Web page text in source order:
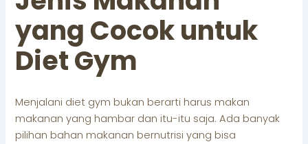
yang Cocok untuk
Diet Gym
Menjalani diet gym bukan berarti harus makan
makanan yang hambar dan itu-itu saja. Ada banyak
pilihan bahan makanan bernutrisi yang bisa